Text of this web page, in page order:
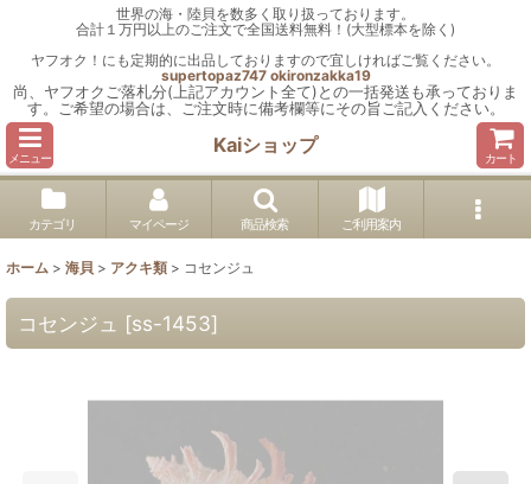
世界の海・陸貝を数多く取り扱っております。
合計１万円以上のご注文で全国送料無料！(大型標本を除く)
ヤフオク！にも定期的に出品しておりますので宜しければご覧ください。
supertopaz747 okironzakka19
尚、ヤフオクご落札分(上記アカウント全て)との一括発送も承っておりま
す。ご希望の場合は、ご注文時に備考欄等にその旨ご記入ください。
メニュー
Kaiショップ
カート
カテゴリ マイページ 商品検索 ご利用案内
ホーム > 海貝 > アクキ類 > コセンジュ
コセンジュ [ss-1453]